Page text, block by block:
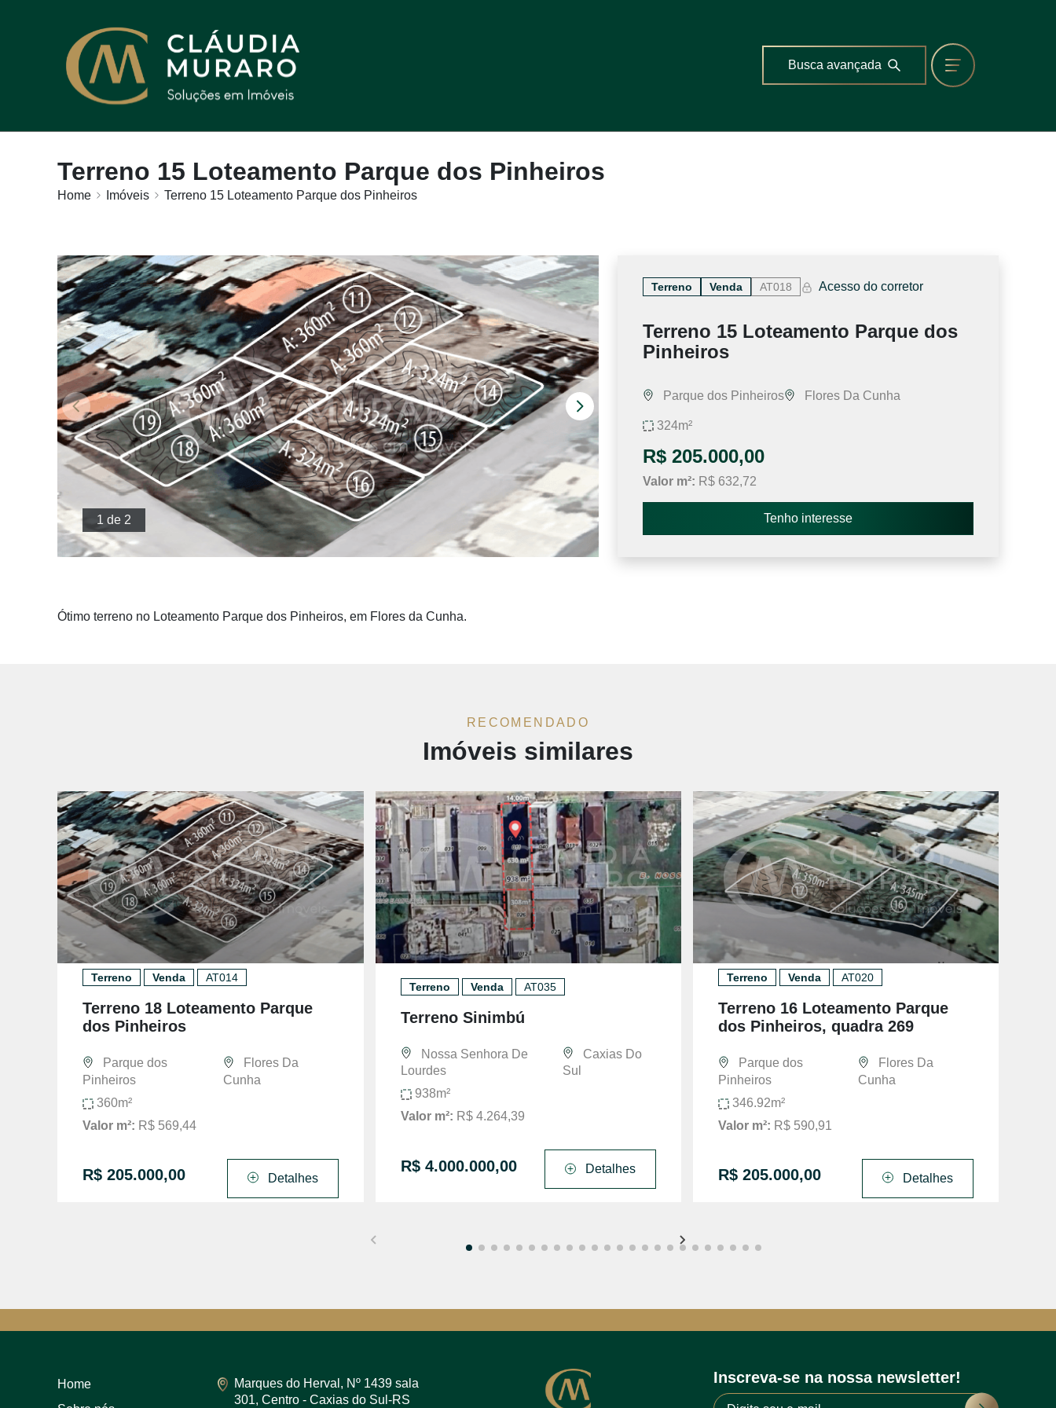
Busca avançada
Terreno 15 Loteamento Parque dos Pinheiros
Home Imóveis Terreno 15 Loteamento Parque dos Pinheiros
1 de 2
Ótimo terreno no Loteamento Parque dos Pinheiros, em Flores da Cunha.
Terreno Venda AT018 Acesso do corretor
Terreno 15 Loteamento Parque dos
Pinheiros
Parque dos Pinheiros Flores Da Cunha
324m²
R$ 205.000,00
Valor m²: R$ 632,72
Tenho interesse
RECOMENDADO
Imóveis similares
Terreno Venda AT014
Terreno 18 Loteamento Parque
dos Pinheiros
Parque dos
Pinheiros
Flores Da
Cunha
360m²
Valor m²: R$ 569,44
R$ 205.000,00 Detalhes
Terreno Venda AT035
Terreno Sinimbú
Nossa Senhora De
Lourdes
Caxias Do
Sul
938m²
Valor m²: R$ 4.264,39
R$ 4.000.000,00 Detalhes
Terreno Venda AT020
Terreno 16 Loteamento Parque
dos Pinheiros, quadra 269
Parque dos
Pinheiros
Flores Da
Cunha
346.92m²
Valor m²: R$ 590,91
R$ 205.000,00 Detalhes
Home
Marques do Herval, Nº 1439 sala
301, Centro - Caxias do Sul-RS
Inscreva-se na nossa newsletter!